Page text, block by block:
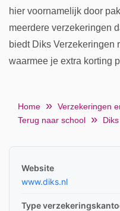
hier voornamelijk door
meerdere verzekeringen
biedt Diks Verzekeringen
waarmee je extra korting
Home Verzekeringen
Terug naar school
Website
www.diks.nl
Type